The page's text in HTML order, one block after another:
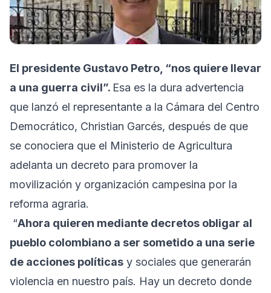
El presidente Gustavo Petro, “nos quiere llevar
a una guerra civil”. Esa es la dura advertencia
que lanzó el representante a la Cámara del Centro
Democrático, Christian Garcés, después de que
se conociera que el Ministerio de Agricultura
adelanta un decreto para promover la
movilización y organización campesina por la
reforma agraria.
“Ahora quieren mediante decretos obligar al
pueblo colombiano a ser sometido a una serie
de acciones políticas y sociales que generarán
violencia en nuestro país. Hay un decreto donde